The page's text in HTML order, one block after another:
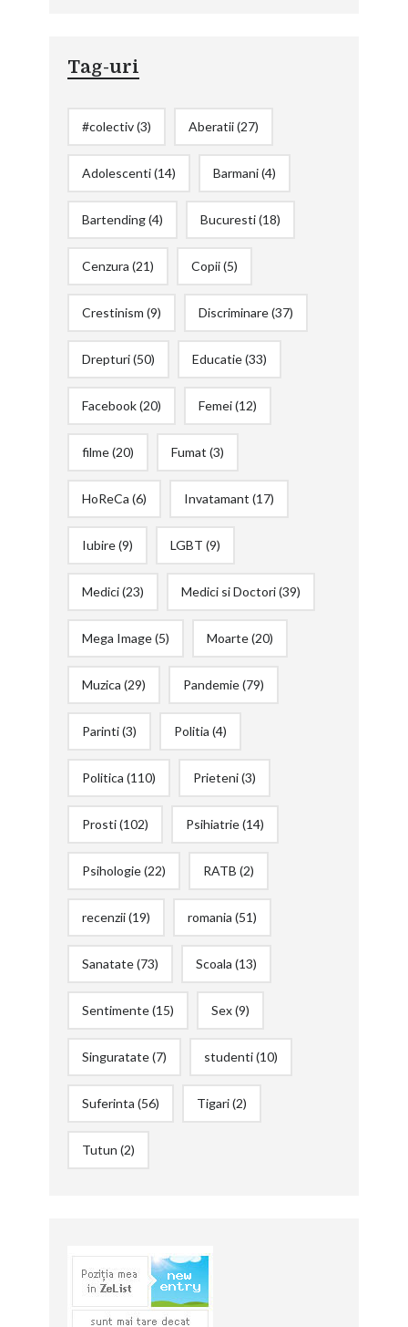
Tag-uri
#colectiv(3) Aberatii(27)
Adolescenti(14) Barmani(4)
Bartending(4) Bucuresti(18)
Cenzura (21) Copii(5)
Crestinism (9) Discriminare(37)
Drepturi(50) Educatie(33)
Facebook(20) Femei(12)
filme(20) Fumat (3)
HoReCa (6) Invatamant (17)
Iubire(9) LGBT (9)
Medici(23) Medici si Doctori(39)
Mega Image(5) Moarte(20)
Muzica (29) Pandemie(79)
Parinti(3) Politia (4)
Politica (110) Prieteni(3)
Prosti(102) Psihiatrie(14)
Psihologie(22) RATB (2)
recenzii(19) romania (51)
Sanatate(73) Scoala (13)
Sentimente(15) Sex(9)
Singuratate(7) studenti(10)
Suferinta (56) Tigari(2)
Tutun (2)